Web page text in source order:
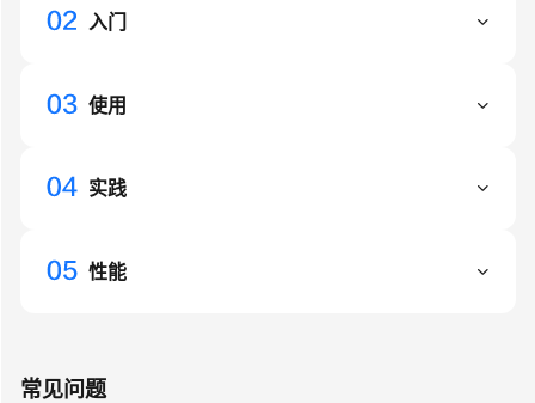
GeminiDB
口
兼
接
口
接
入门
使用
实践
性能
常见问题